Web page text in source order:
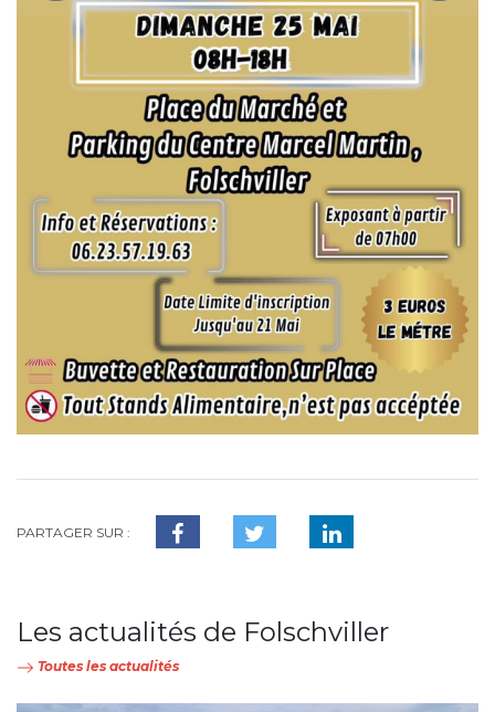
PARTAGER SUR :
Les actualités de Folschviller
Toutes les actualités